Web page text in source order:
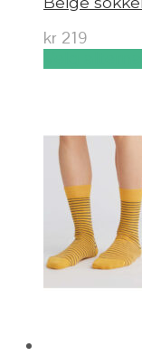
kr 219